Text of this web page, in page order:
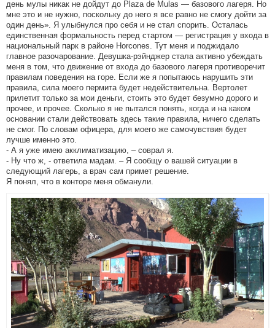
день мулы никак не дойдут до Plaza de Mulas — базового лагеря. Но
мне это и не нужно, поскольку до него я все равно не смогу дойти за
один день». Я улыбнулся про себя и не стал спорить. Осталась
единственная формальность перед стартом — регистрация у входа в
национальный парк в районе Horcones. Тут меня и поджидало
главное разочарование. Девушка-рэйнджер стала активно убеждать
меня в том, что движение от входа до базового лагеря противоречит
правилам поведения на горе. Если же я попытаюсь нарушить эти
правила, сила моего пермита будет недействительна. Вертолет
прилетит только за мои деньги, стоить это будет безумно дорого и
прочее, и прочее. Сколько я не пытался понять, когда и на каком
основании стали действовать здесь такие правила, ничего сделать
не смог. По словам офицера, для моего же самочувствия будет
лучше именно это.
- А я уже имею акклиматизацию, – соврал я.
- Ну что ж, - ответила мадам. – Я сообщу о вашей ситуации в
следующий лагерь, а врач сам примет решение.
Я понял, что в конторе меня обманули.